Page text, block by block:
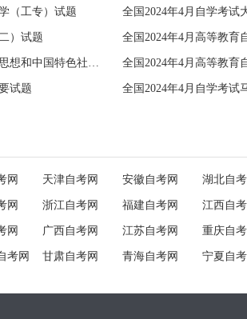
（工专）试题 全国2024年4月自学考试
）试题 全国2024年4月高等教育
全国2024年4月高等教育自学考试毛泽东思想和中国特色社会主义理论体系概论试题 全国2024年4月高等教育
试题 全国2024年4月自学考试
网 天津自考网 安徽自考网 湖北自考
网 浙江自考网 福建自考网 江西自考
网 广西自考网 江苏自考网 重庆自考
考网 甘肃自考网 青海自考网 宁夏自考